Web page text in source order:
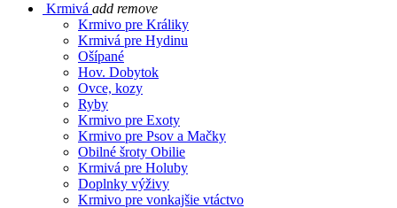
Krmivá add remove
Krmivo pre Králiky
Krmivá pre Hydinu
Ošípané
Hov. Dobytok
Ovce, kozy
Ryby
Krmivo pre Exoty
Krmivo pre Psov a Mačky
Obilné šroty Obilie
Krmivá pre Holuby
Doplnky výživy
Krmivo pre vonkajšie vtáctvo